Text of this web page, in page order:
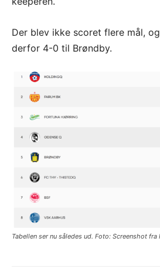
Der blev ikke scoret flere mål,
derfor 4-0 til Brøndby.
Tabellen ser nu således ud. Foto: Screenshot